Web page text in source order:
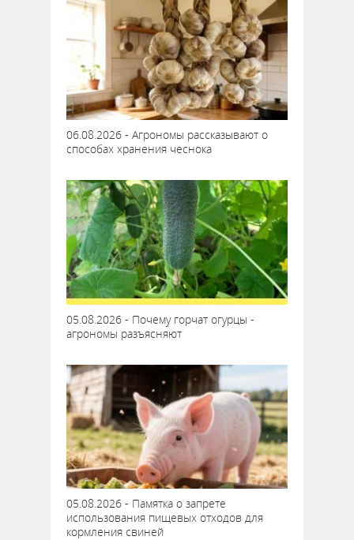
06.08.2026 - Агрономы рассказывают о
способах хранения чеснока
05.08.2026 - Почему горчат огурцы -
агрономы разъясняют
05.08.2026 - Памятка о запрете
использования пищевых отходов для
кормления свиней